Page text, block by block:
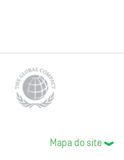
Mapa do site